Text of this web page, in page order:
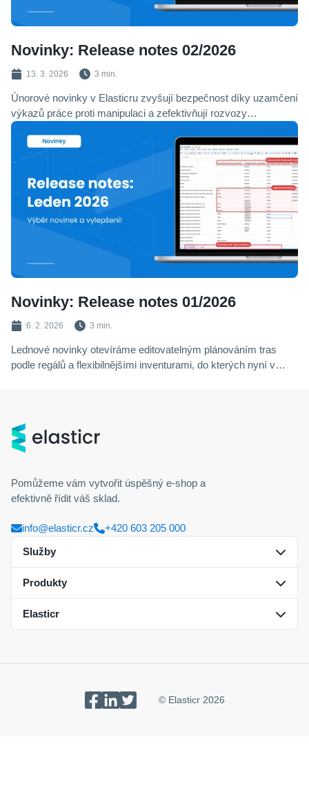
Novinky: Release notes 02/2026
13. 3. 2026 3 min.
Únorové novinky v Elasticru zvyšují bezpečnost díky uzamčení
výkazů práce proti manipulaci a zefektivňují rozvozy
automatickým párováním plateb přes čísla karet. Ve
skladových procesech jsme vylepšili UI dodacích listů a
možnost volby pickovací trasy přímo v mobilním terminálu.
Novinky: Release notes 01/2026
6. 2. 2026 3 min.
Lednové novinky otevíráme editovatelným plánováním tras
podle regálů a flexibilnějšími inventurami, do kterých nyní v
Administrativu vám pak usnadní hromadná správa dat, díky
které upravíte tisíce produktů v XLSX souboru na pár kliknutí.
Služby
Řízení skladů na klíč
Tvorba B2C/B2B e-shopů
Produkty
Elasticr WMS
Elasticr
Pomůžeme vám vytvořit úspěšný e-shop a
efektivně řídit váš sklad.
info@elasticr.cz +420 603 205 000
© Elasticr 2026